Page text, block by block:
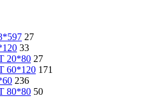
27
33
20*80 27
171
236
80*80 50